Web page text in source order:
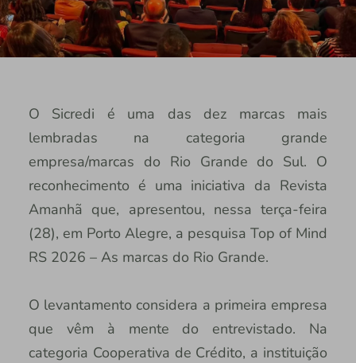
O Sicredi é uma das dez marcas mais
lembradas na categoria grande
empresa/marcas do Rio Grande do Sul. O
reconhecimento é uma iniciativa da Revista
Amanhã que, apresentou, nessa terça-feira
(28), em Porto Alegre, a pesquisa Top of Mind
RS 2026 – As marcas do Rio Grande.
O levantamento considera a primeira empresa
que vêm à mente do entrevistado. Na
categoria Cooperativa de Crédito, a instituição